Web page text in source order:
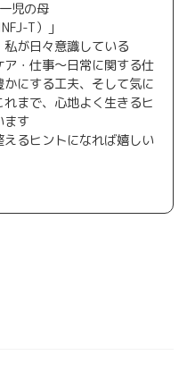
児の母
T）」
が日々意識している
ア・仕事〜日常に関する仕
にする工夫、そして気に
まで、心地よく生きるヒ
ます
るヒントになれば嬉しい